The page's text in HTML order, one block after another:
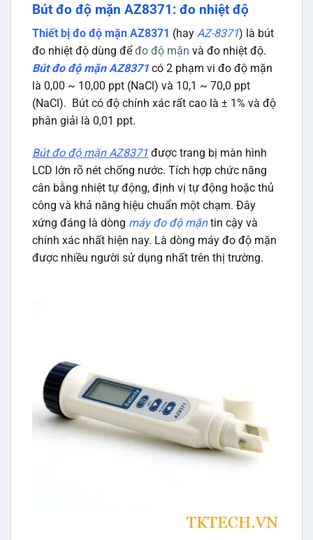
Bút đo độ mặn AZ8371: đo nhiệt độ
Thiết bị đo độ mặn AZ8371 (hay AZ-8371) là bút
đo nhiệt độ dùng đểđo độ mặn và đo nhiệt độ.
Bút đo độ mặn AZ8371 có 2 phạm vi đo độ mặn
là 0,00 ~ 10,00 ppt (NaCl) và 10,1 ~ 70,0 ppt
(NaCl). Bút có độ chính xác rất cao là ± 1% và độ
phân giải là 0,01 ppt.
Bút đo độ mặn AZ8371 được trang bị màn hình
LCD lớn rõ nét chống nước. Tích hợp chức năng
cân bằng nhiệt tự động, định vị tự động hoặc thủ
công và khả năng hiệu chuẩn một chạm. Đây
xứng đáng là dòng máy đo độ mặntin cậy và
chính xác nhất hiện nay. Là dòng máy đo độ mặn
được nhiều người sử dụng nhất trên thị trường.